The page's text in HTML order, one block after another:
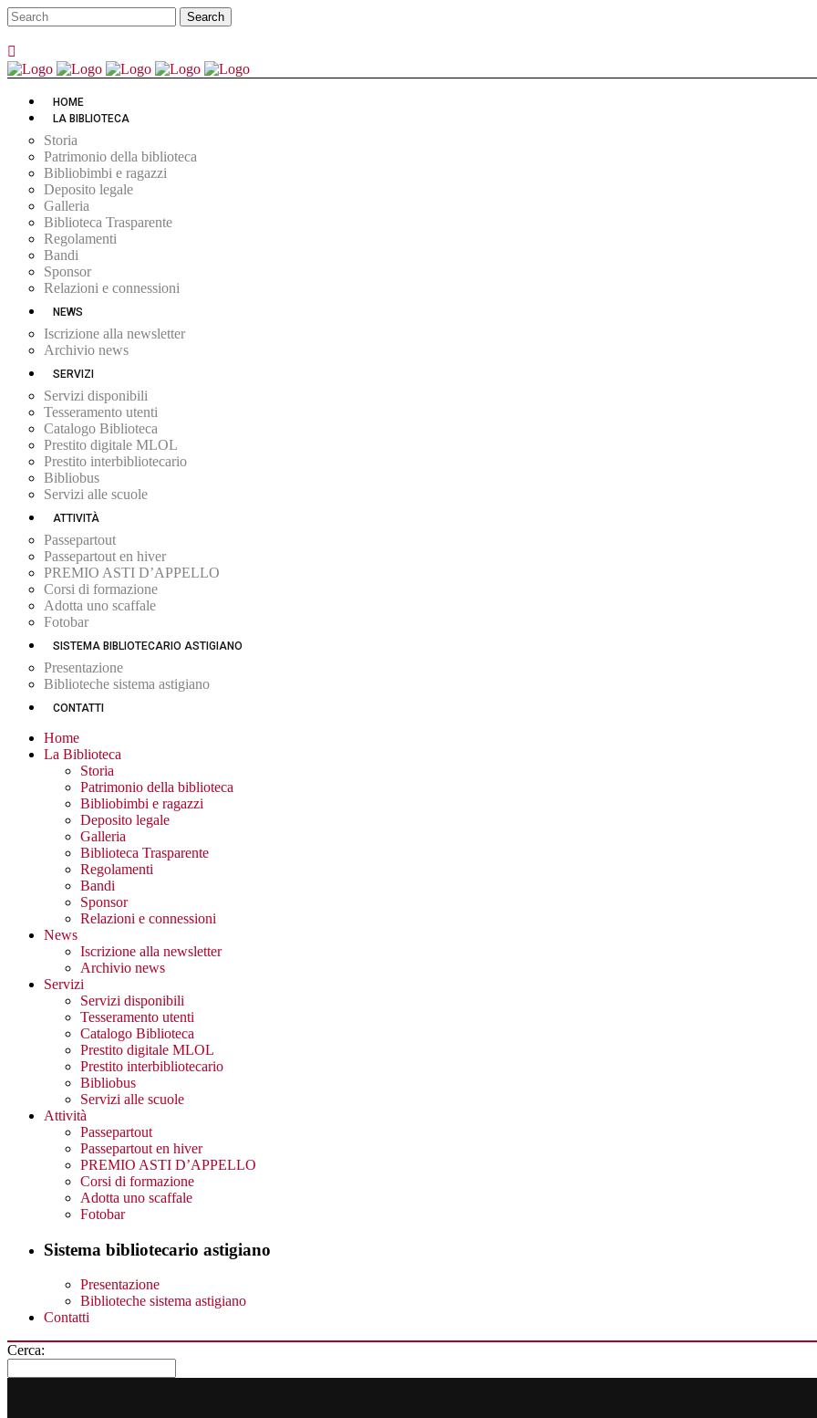
HOME
LA BIBLIOTECA
Storia
Patrimonio della biblioteca
Bibliobimbi e ragazzi
Deposito legale
Galleria
Biblioteca Trasparente
Regolamenti
Bandi
Sponsor
Relazioni e connessioni
NEWS
Iscrizione alla newsletter
Archivio news
SERVIZI
Servizi disponibili
Tesseramento utenti
Catalogo Biblioteca
Prestito digitale MLOL
Prestito interbibliotecario
Bibliobus
Servizi alle scuole
ATTIVITÀ
Passepartout
Passepartout en hiver
PREMIO ASTI D’APPELLO
Corsi di formazione
Adotta uno scaffale
Fotobar
SISTEMA BIBLIOTECARIO ASTIGIANO
Presentazione
Biblioteche sistema astigiano
CONTATTI
Home
La Biblioteca
Storia
Patrimonio della biblioteca
Bibliobimbi e ragazzi
Deposito legale
Galleria
Biblioteca Trasparente
Regolamenti
Bandi
Sponsor
Relazioni e connessioni
News
Iscrizione alla newsletter
Archivio news
Servizi
Servizi disponibili
Tesseramento utenti
Catalogo Biblioteca
Prestito digitale MLOL
Prestito interbibliotecario
Bibliobus
Servizi alle scuole
Attività
Passepartout
Passepartout en hiver
PREMIO ASTI D’APPELLO
Corsi di formazione
Adotta uno scaffale
Fotobar
Sistema bibliotecario astigiano
Presentazione
Biblioteche sistema astigiano
Contatti
Cerca: